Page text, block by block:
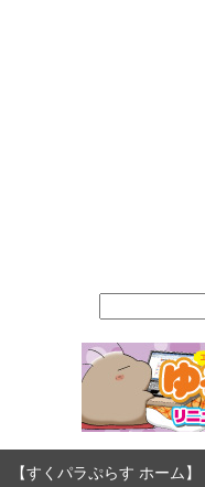
【すくパラぷらす ホーム】